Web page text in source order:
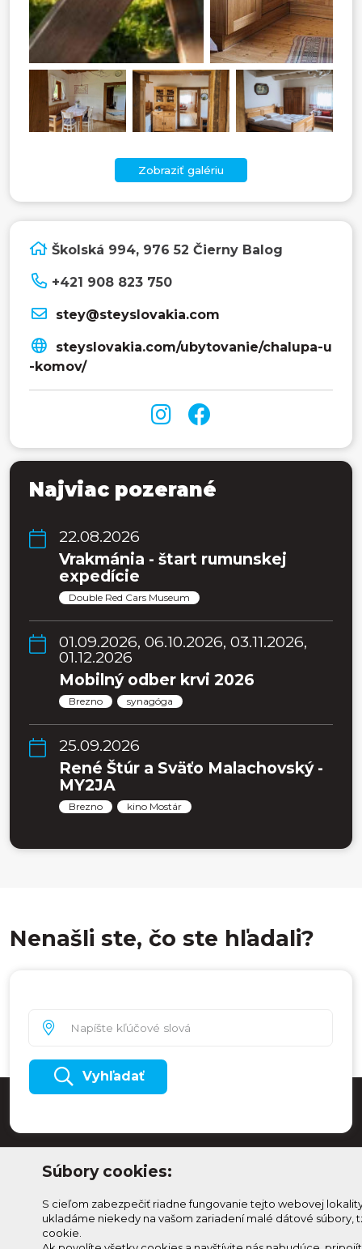
Školská 994, 976 52 Čierny Balog
+421 908 823 750
stey@steyslovakia.com
steyslovakia.com/ubytovanie/chalupa-u
-komov/
Najviac pozerané
22.08.2026
Vrakmánia - štart rumunskej
expedície
Double Red Cars Museum
01.09.2026, 06.10.2026, 03.11.2026,
01.12.2026
Mobilný odber krvi 2026
Brezno synagóga
25.09.2026
René Štúr a Sväťo Malachovský -
MY2JA
Brezno kino Mostár
Zobraziť galériu
Nenašli ste, čo ste hľadali?
Vyhľadať
Súbory cookies:
S cieľom zabezpečiť riadne fungovanie tejto webovej
ukladáme niekedy na vašom zariadení malé dátové súbory,
cookie.